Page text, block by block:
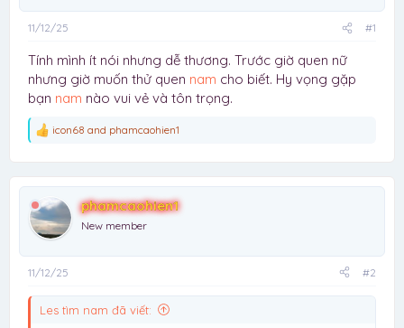
11/12/25 #1
Tính mình ít nói nhưng dễ thương. Trước giờ quen nữ
nhưng giờ muốn thử quen nam cho biết. Hy vọng gặp
bạn nam nào vui vẻ và tôn trọng.
R
i
o
n
icon68 and phamcaohien1
phamcaohien1
New member
11/12/25 #2
Les tìm nam đã viết: